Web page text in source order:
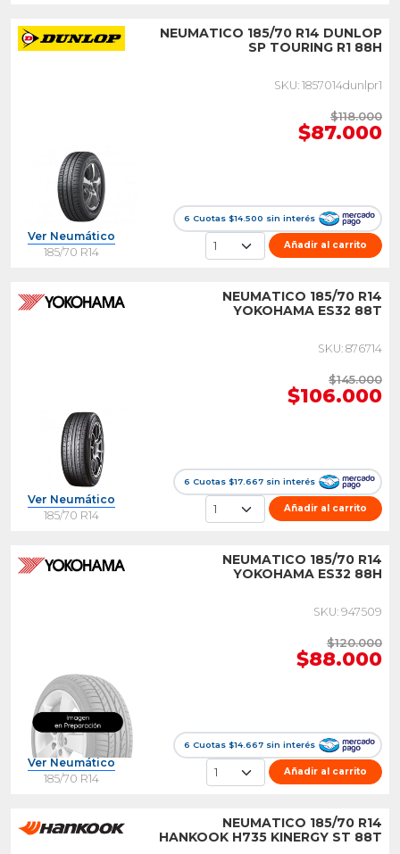
NEUMATICO 185/70 R14 DUNLOP
SP TOURING R1 88H
SKU: 1857014dunlpr1
$118.000
$87.000
6 Cuotas $14.500 sin interés
Ver Neumático
185/70 R14
Añadir al carrito
NEUMATICO 185/70 R14
YOKOHAMA ES32 88T
SKU: 876714
$145.000
$106.000
6 Cuotas $17.667 sin interés
Ver Neumático
185/70 R14
Añadir al carrito
NEUMATICO 185/70 R14
YOKOHAMA ES32 88H
SKU: 947509
$120.000
$88.000
6 Cuotas $14.667 sin interés
Ver Neumático
185/70 R14
Añadir al carrito
NEUMATICO 185/70 R14
HANKOOK H735 KINERGY ST 88T